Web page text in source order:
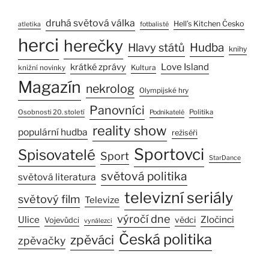
atletika druhá světová válka fotbalisté Hell’s Kitchen Česko
herci herečky Hlavy států Hudba knihy
knižní novinky krátké zprávy Kultura Love Island
Magazín nekrolog Olympijské hry
Osobnosti 20. století Panovníci Podnikatelé Politika
populární hudba reality show režiséři
Spisovatelé Sport Sportovci StarDance
světová literatura světová politika
světový film Televize televizní seriály
Ulice Vojevůdci vynálezci výročí dne vědci Zločinci
zpěvačky zpěváci Česká politika